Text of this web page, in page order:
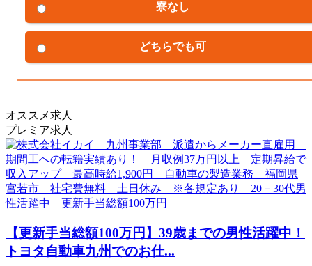
寮なし
どちらでも可
オススメ求人
プレミア求人
【更新手当総額100万円】39歳までの男性活躍中！
トヨタ自動車九州でのお仕...